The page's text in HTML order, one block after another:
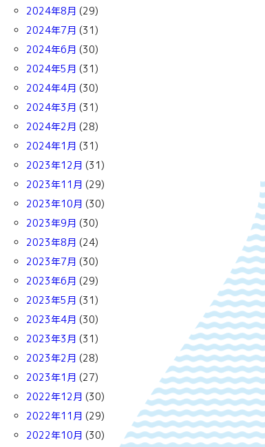
2024年8月 (29)
2024年7月 (31)
2024年6月 (30)
2024年5月 (31)
2024年4月 (30)
2024年3月 (31)
2024年2月 (28)
2024年1月 (31)
2023年12月 (31)
2023年11月 (29)
2023年10月 (30)
2023年9月 (30)
2023年8月 (24)
2023年7月 (30)
2023年6月 (29)
2023年5月 (31)
2023年4月 (30)
2023年3月 (31)
2023年2月 (28)
2023年1月 (27)
2022年12月 (30)
2022年11月 (29)
2022年10月 (30)